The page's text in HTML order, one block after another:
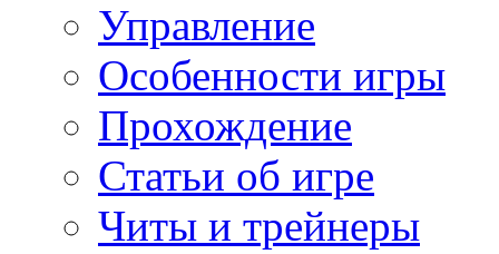
Управление
Особенности игры
Прохождение
Статьи об игре
Читы и трейнеры